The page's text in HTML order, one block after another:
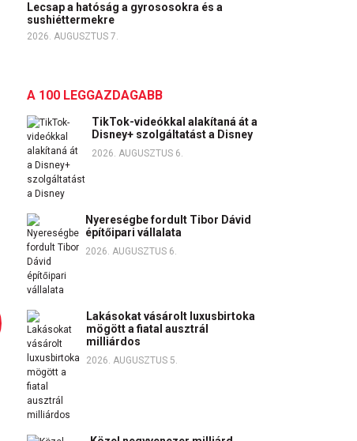
Lecsap a hatóság a gyrososokra és a
sushiéttermekre
2026. AUGUSZTUS 7.
A 100 LEGGAZDAGABB
TikTok-videókkal alakítaná át a
Disney+ szolgáltatást a Disney
2026. AUGUSZTUS 6.
Nyereségbe fordult Tibor Dávid
építőipari vállalata
2026. AUGUSZTUS 6.
Lakásokat vásárolt luxusbirtoka
mögött a fiatal ausztrál
milliárdos
2026. AUGUSZTUS 5.